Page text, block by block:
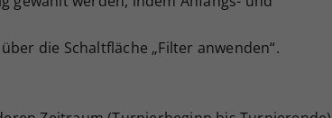
die Schaltfläche „Filter anwenden“.